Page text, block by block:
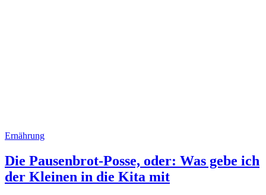
Ernährung
Die Pausenbrot-Posse, oder: Was gebe ich
der Kleinen in die Kita mit